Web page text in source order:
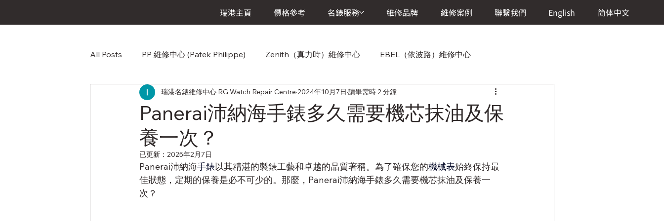
瑞港主頁 價格參考 名錶服務 維修品牌 維修案例 聯繫我們 English 简体中文
All Posts PP 維修中心 (Patek Philippe) Zenith（真力時）維修中心 EBEL（依波路）維修中心
Omega（歐米茄）維修中心 Cartier(卡地亞)維修中心 Chopard（蕭邦）維修中心
Audemars Piguet (愛彼) AP維修中心
Corum (崑崙錶) 維修中心 Breitling (百年靈)維修中心 Baume & Mercier (寶曼錶)維修中心
Panerai沛納海手錶多久需要機芯抹油及保
養一次？
瑞港名錶維修中心 RG Watch Repair Centre 2024年10月7日 讀畢需時 2 分鐘
已更新： 2025年2月7日
Panerai沛納海手錶以其精湛的製錶工藝和卓越的品質著稱。為了確保您的機械表始終保持最
佳狀態，定期的保養是必不可少的。那麼，Panerai沛納海手錶多久需要機芯抹油及保養一
次？